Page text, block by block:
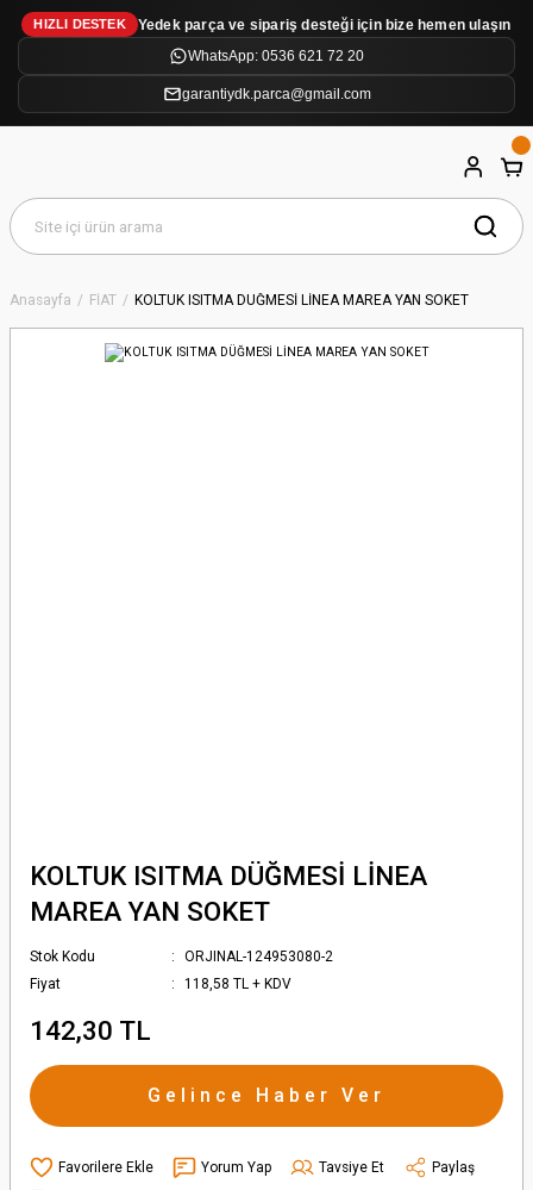
HIZLI DESTEK
Yedek parça ve sipariş desteği için bize hemen ulaşın
WhatsApp: 0536 621 72 20
garantiydk.parca@gmail.com
Anasayfa FİAT KOLTUK ISITMA DÜĞMESİ LİNEA MAREA YAN SOKET
KOLTUK ISITMA DÜĞMESİ LİNEA
MAREA YAN SOKET
Stok Kodu
ORJINAL-124953080-2
Fiyat
118,58 TL + KDV
142,30 TL
Gelince Haber Ver
Yorum Yap Tavsiye Et
Paylaş